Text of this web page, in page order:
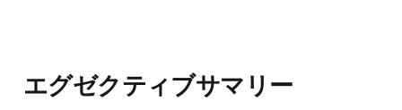
エグゼクティブサマリー